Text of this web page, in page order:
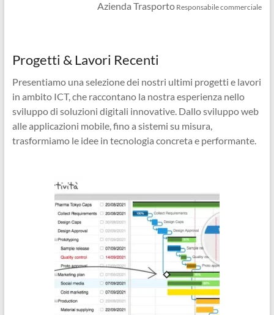
Azienda Trasporto Responsabile commerciale
Progetti & Lavori Recenti
Presentiamo una selezione dei nostri ultimi progetti e lavori
in ambito ICT, che raccontano la nostra esperienza nello
sviluppo di soluzioni digitali innovative. Dallo sviluppo web
alle applicazioni mobile, fino a sistemi su misura,
trasformiamo le idee in tecnologia concreta e performante.